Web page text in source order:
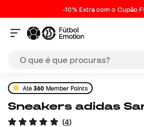
-10% Extra com o Cupão
Até360 Member Points
Sneakers adidas
(4)